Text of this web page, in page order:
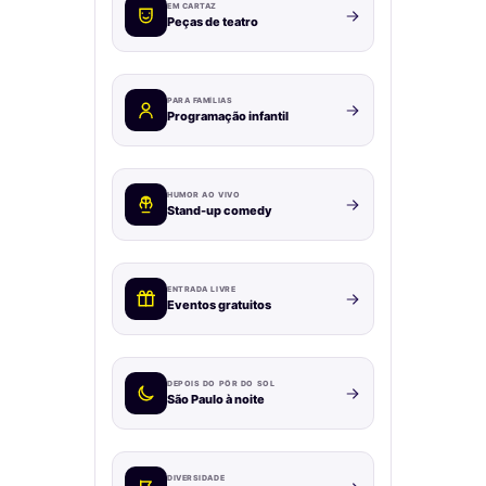
EM CARTAZ
Peças de teatro
PARA FAMÍLIAS
Programação infantil
HUMOR AO VIVO
Stand-up comedy
ENTRADA LIVRE
Eventos gratuitos
DEPOIS DO PÔR DO SOL
São Paulo à noite
DIVERSIDADE